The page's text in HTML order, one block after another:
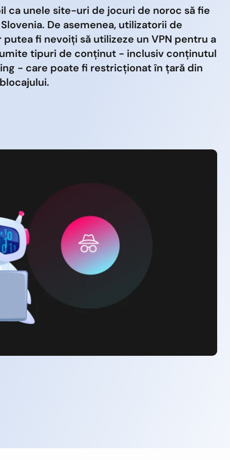
ca unele site-uri de jocuri de noroc să fie
De asemenea, utilizatorii de
fi nevoiți să utilizeze un VPN pentru a
tipuri de conținut - inclusiv conținutul
- care poate fi restricționat în țară din